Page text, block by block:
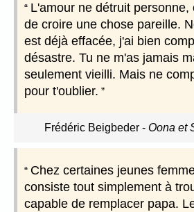
L'amour ne détruit personne,
de croire une chose pareille.
est déjà effacée, j'ai bien
désastre. Tu ne m'as jamais
seulement vieilli. Mais ne
pour t'oublier.
Frédéric Beigbeder - Oona et
Chez certaines jeunes
consiste tout simplement à
capable de remplacer papa.